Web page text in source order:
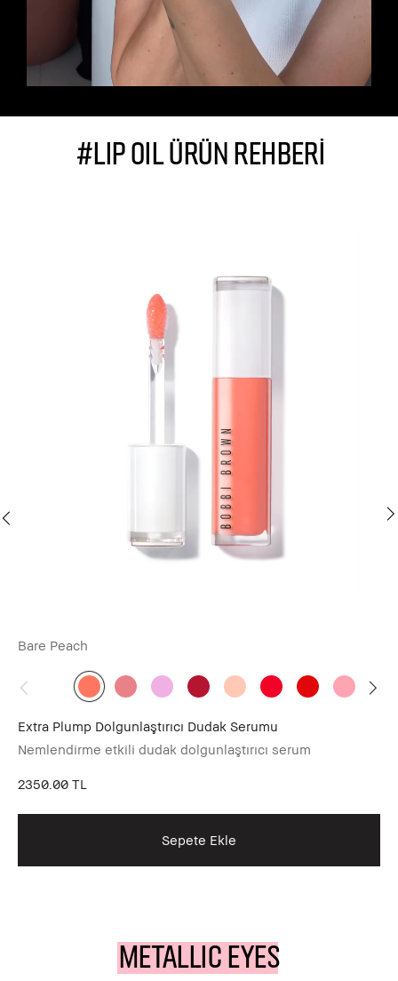
#LIP OIL ÜRÜN REHBERİ
Bare Peach
Extra Plump Dolgunlaştırıcı Dudak Serumu
Nemlendirme etkili dudak dolgunlaştırıcı serum
2350.00 TL
Sepete Ekle
METALLIC EYES